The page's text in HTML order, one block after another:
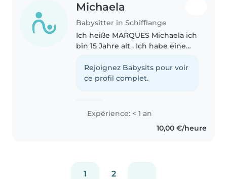
Michaela
Babysitter in Schifflange
Ich heiße MARQUES Michaela ich
bin 15 Jahre alt . Ich habe eine
habe einen Praktikum von 1
Woche gemacht mit Babys
Rejoignez Babysits pour voir
ce profil complet.
Expérience: < 1 an
10,00 €/heure
1 2